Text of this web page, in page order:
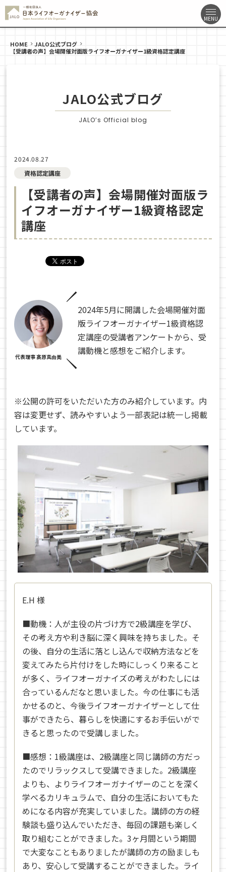
HOME
JALO公式ブログ
【受講者の声】会場開催対面版ライフオーガナイザー1級資格認定講座
JALO公式ブログ
JALO’s Official blog
2024.08.27
資格認定講座
【受講者の声】会場開催対面版ラ
イフオーガナイザー1級資格認定
講座
代表理事 髙原真由美
2024年5月に開講した会場開催対面
版ライフオーガナイザー1級資格認
定講座の受講者アンケートから、受
講動機と感想をご紹介します。
※公開の許可をいただいた方のみ紹介しています。内
容は変更せず、読みやすいよう一部表記は統一し掲載
しています。
E.H 様
■動機： 人が主役の片づけ方で2級講座を学び、
その考え方や利き脳に深く興味を持ちました。そ
の後、自分の生活に落とし込んで収納方法などを
変えてみたら片付けをした時にしっくり来ること
が多く、ライフオーガナイズの考えがわたしには
合っているんだなと思いました。今の仕事にも活
かせるのと、今後ライフオーガナイザーとして仕
事ができたら、暮らしを快適にするお手伝いがで
きると思ったので受講しました。
■感想：1級講座は、2級講座と同じ講師の方だっ
たのでリラックスして受講できました。2級講座
よりも、よりライフオーガナイザーのことを深く
学べるカリキュラムで、自分の生活においてもた
めになる内容が充実していました。講師の方の経
験談も盛り込んでいただき、毎回の課題も楽しく
取り組むことができました。3ヶ月間という期間
で大変なこともありましたが講師の方の励ましも
あり、安心して受講することができました。ライ